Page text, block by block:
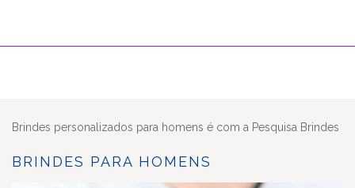
Brindes personalizados para homens é com a Pesquisa Brindes
BRINDES PARA HOMENS